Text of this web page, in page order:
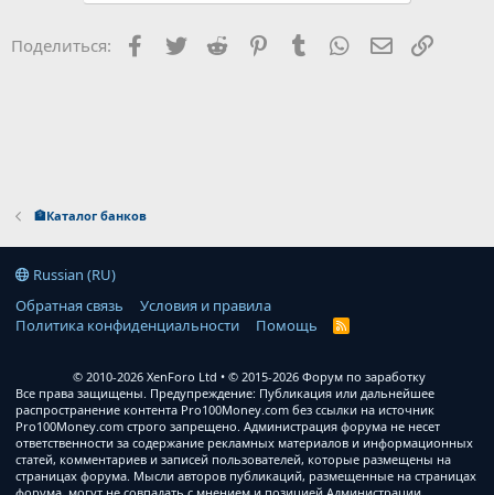
Поделиться: Facebook
Twitter Reddit PinterestTumblr WhatsApp
🏦Каталог банков
Russian (RU)
Обратная связь
Условия и правила
Политика конфиденциальности
Помощь
R
© 2010-2026 XenForo Ltd
© 2015-2026 Форум по заработку
Все права защищены. Предупреждение: Публикация или дальнейшее
распространение контента Pro100Money.com без ссылки на источник
Pro100Money.com строго запрещено. Администрация форума не несет
ответственности за содержание рекламных материалов и информационных
статей, комментариев и записей пользователей, которые размещены на
страницах форума. Мысли авторов публикаций, размещенные на страницах